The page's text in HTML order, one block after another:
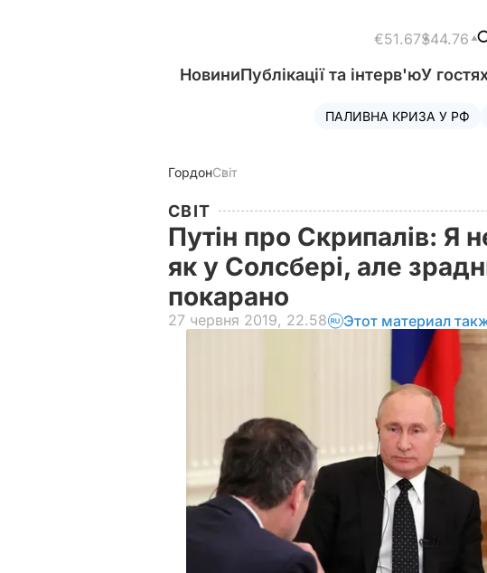
€51.67$44.76
НовиниПублікації та інтерв'юУ
ПАЛИВНА КРИЗА У РФ
ГордонСвіт
СВІТ
Путін про Скрипалів: Я
як у Солсбері, але
покарано
27 червня 2019, 22.58 Этот материал